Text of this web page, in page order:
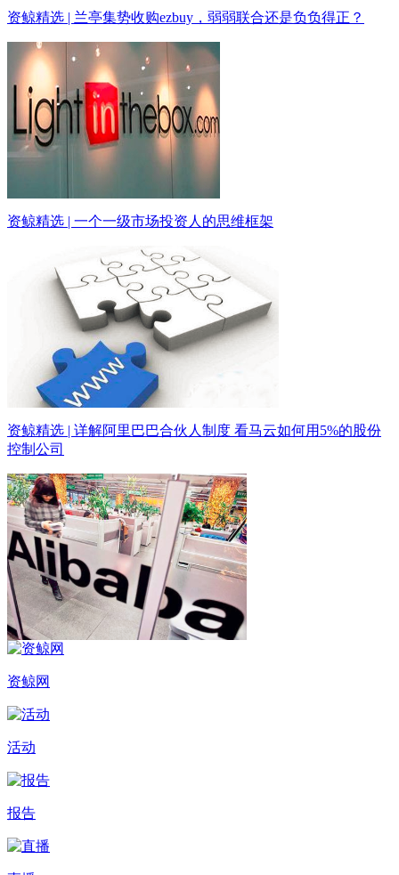
资鲸精选 | 兰亭集势收购ezbuy，弱弱联合还是负负得正？
资鲸精选 | 一个一级市场投资人的思维框架
资鲸精选 | 详解阿里巴巴合伙人制度 看马云如何用5%的股份
控制公司
资鲸网
活动
报告